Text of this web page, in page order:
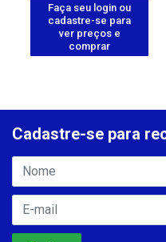
Faça seu login ou
cadastre-se para
ver preços e
comprar
Cadastre-se para